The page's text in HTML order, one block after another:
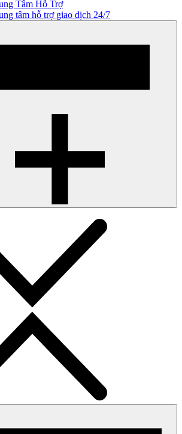
Tâm Hỗ Trợ
tâm hỗ trợ giao dịch 24/7